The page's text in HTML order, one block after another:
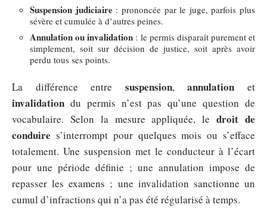
Suspension judiciaire: prononcée par le juge, parfois plus
sévère et cumulée à d’autres peines.
Annulation ou invalidation : le permis disparaît purement et
simplement, soit sur décision de justice, soit après avoir
perdu tous ses points.
La différence entre suspension,annulation et
invalidation du permis n’est pas qu’une question de
vocabulaire. Selon la mesure appliquée, ledroit de
conduire s’interrompt pour quelques mois ou s’efface
totalement. Une suspension met le conducteur à l’écart
pour une période définie ; une annulation impose de
repasser les examens ; une invalidation sanctionne un
cumul d’infractions qui n’a pas été régularisé à temps.